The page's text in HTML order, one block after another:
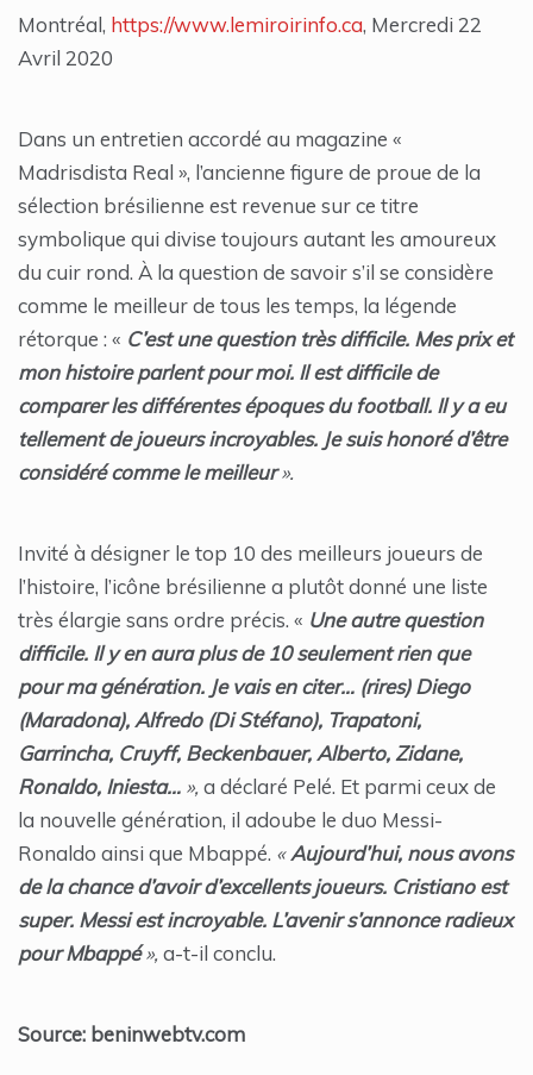
Montréal, https://www.lemiroirinfo.ca, Mercredi 22
Avril 2020
Dans un entretien accordé au magazine «
Madrisdista Real », l’ancienne figure de proue de la
sélection brésilienne est revenue sur ce titre
symbolique qui divise toujours autant les amoureux
du cuir rond. À la question de savoir s’il se considère
comme le meilleur de tous les temps, la légende
rétorque : « C’est une question très difficile. Mes prix et
mon histoire parlent pour moi. Il est difficile de
comparer les différentes époques du football. Il y a eu
tellement de joueurs incroyables. Je suis honoré d’être
considéré comme le meilleur».
Invité à désigner le top 10 des meilleurs joueurs de
l’histoire, l’icône brésilienne a plutôt donné une liste
très élargie sans ordre précis. « Une autre question
difficile. Il y en aura plus de 10 seulement rien que
pour ma génération. Je vais en citer… (rires) Diego
(Maradona), Alfredo (Di Stéfano), Trapatoni,
Garrincha, Cruyff, Beckenbauer, Alberto, Zidane,
Ronaldo, Iniesta… »,a déclaré Pelé. Et parmi ceux de
la nouvelle génération, il adoube le duo Messi-
Ronaldo ainsi que Mbappé. «Aujourd’hui, nous avons
de la chance d’avoir d’excellents joueurs. Cristiano est
super. Messi est incroyable. L’avenir s’annonce radieux
pour Mbappé»,a-t-il conclu.
Source: beninwebtv.com